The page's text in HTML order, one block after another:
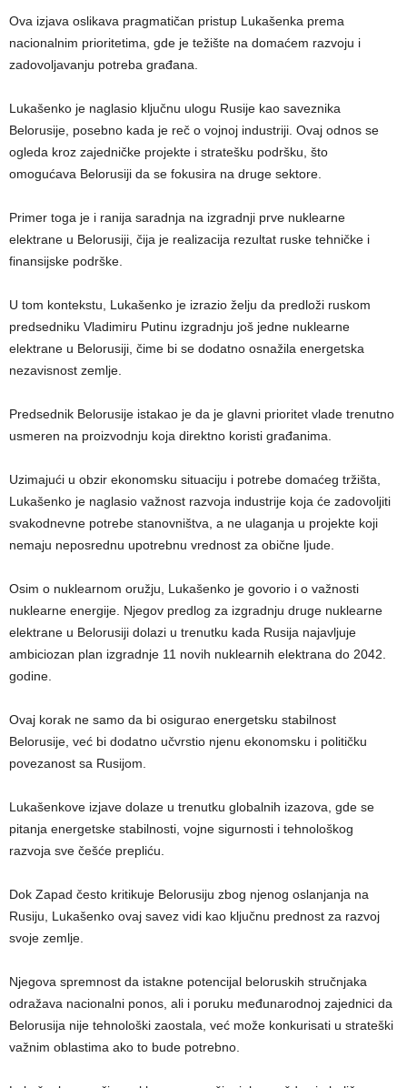
Ova izjava oslikava pragmatičan pristup Lukašenka prema
nacionalnim prioritetima, gde je težište na domaćem razvoju i
zadovoljavanju potreba građana.
Lukašenko je naglasio ključnu ulogu Rusije kao saveznika
Belorusije, posebno kada je reč o vojnoj industriji. Ovaj odnos se
ogleda kroz zajedničke projekte i stratešku podršku, što
omogućava Belorusiji da se fokusira na druge sektore.
Primer toga je i ranija saradnja na izgradnji prve nuklearne
elektrane u Belorusiji, čija je realizacija rezultat ruske tehničke i
finansijske podrške.
U tom kontekstu, Lukašenko je izrazio želju da predloži ruskom
predsedniku Vladimiru Putinu izgradnju još jedne nuklearne
elektrane u Belorusiji, čime bi se dodatno osnažila energetska
nezavisnost zemlje.
Predsednik Belorusije istakao je da je glavni prioritet vlade trenutno
usmeren na proizvodnju koja direktno koristi građanima.
Uzimajući u obzir ekonomsku situaciju i potrebe domaćeg tržišta,
Lukašenko je naglasio važnost razvoja industrije koja će zadovoljiti
svakodnevne potrebe stanovništva, a ne ulaganja u projekte koji
nemaju neposrednu upotrebnu vrednost za obične ljude.
Osim o nuklearnom oružju, Lukašenko je govorio i o važnosti
nuklearne energije. Njegov predlog za izgradnju druge nuklearne
elektrane u Belorusiji dolazi u trenutku kada Rusija najavljuje
ambiciozan plan izgradnje 11 novih nuklearnih elektrana do 2042.
godine.
Ovaj korak ne samo da bi osigurao energetsku stabilnost
Belorusije, već bi dodatno učvrstio njenu ekonomsku i političku
povezanost sa Rusijom.
Lukašenkove izjave dolaze u trenutku globalnih izazova, gde se
pitanja energetske stabilnosti, vojne sigurnosti i tehnološkog
razvoja sve češće prepliću.
Dok Zapad često kritikuje Belorusiju zbog njenog oslanjanja na
Rusiju, Lukašenko ovaj savez vidi kao ključnu prednost za razvoj
svoje zemlje.
Njegova spremnost da istakne potencijal beloruskih stručnjaka
odražava nacionalni ponos, ali i poruku međunarodnoj zajednici da
Belorusija nije tehnološki zaostala, već može konkurisati u strateški
važnim oblastima ako to bude potrebno.